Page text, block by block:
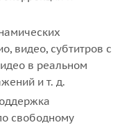
видео, субтитров с
в реальном
и т. д.
свободному